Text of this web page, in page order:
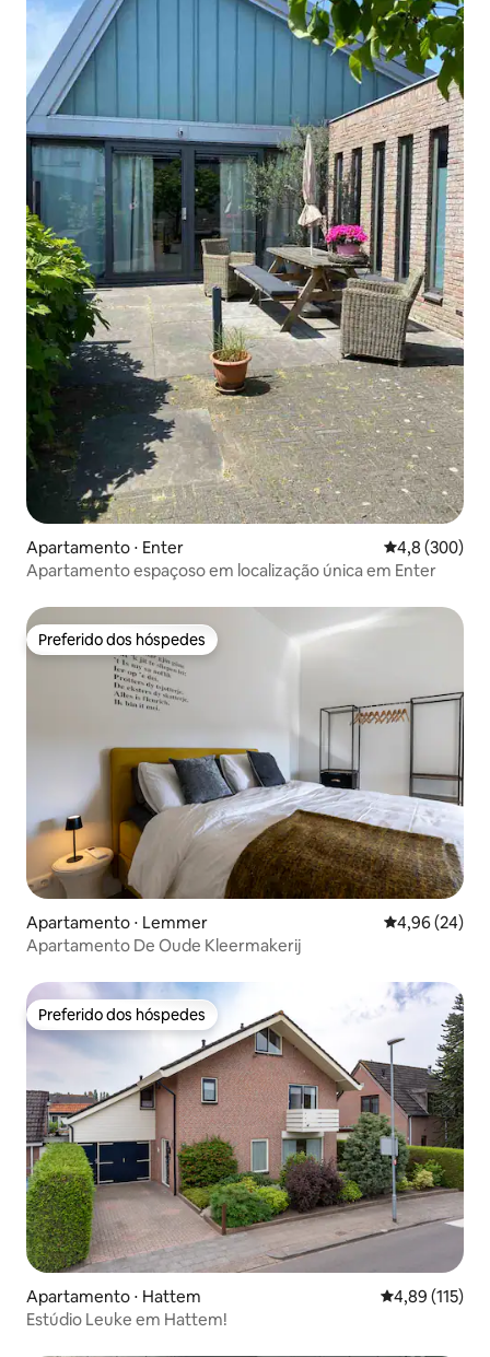
Apartamento ⋅ Enter 4,8 de uma
4,8 (300)
Apartamento espaçoso em localização única em Enter
Preferido dos hóspedes
Preferido dos hóspedes
Apartamento ⋅ Lemmer 4,96 de uma
4,96 (24)
Apartamento De Oude Kleermakerij
Preferido dos hóspedes
Preferido dos hóspedes
Apartamento ⋅ Hattem 4,89 de uma
4,89 (115)
Estúdio Leuke em Hattem!